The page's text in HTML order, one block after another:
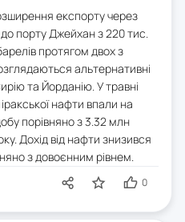
експорту через
порту Джейхан з 220 тис.
протягом двох з
альтернативні
та Йорданію. У травні
нафти впали на
порівняно з 3.32 млн
Дохід від нафти знизився
з довоєнним рівнем.
0